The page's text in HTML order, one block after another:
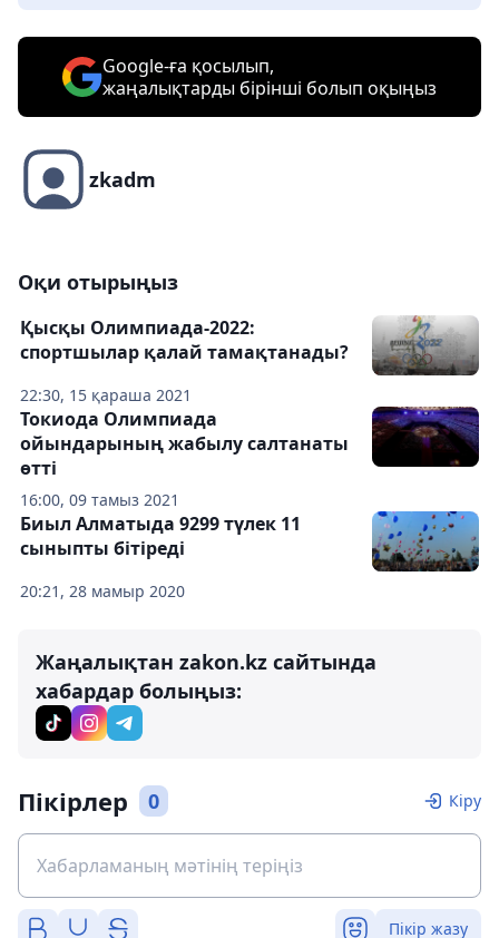
Google-ға қосылып,
жаңалықтарды бірінші болып оқыңыз
zkadm
Оқи отырыңыз
22:30, 15 қараша 2021
Қысқы Олимпиада-2022:
спортшылар қалай тамақтанады?
16:00, 09 тамыз 2021
Токиода Олимпиада
ойындарының жабылу салтанаты
өтті
20:21, 28 мамыр 2020
Биыл Алматыда 9299 түлек 11
сыныпты бітіреді
Жаңалықтан zakon.kz сайтында
хабардар болыңыз:
Пікірлер 0 Кіру
Пікір жазу